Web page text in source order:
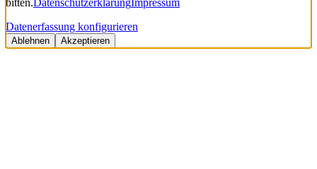
bitten.DatenschutzerklärungImpressum
Datenerfassung konfigurieren
Ablehnen Akzeptieren